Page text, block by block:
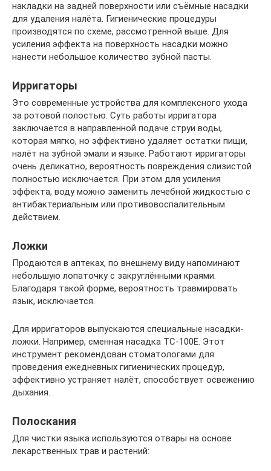
накладки на задней поверхности или съёмные насадки
для удаления налёта. Гигиенические процедуры
производятся по схеме, рассмотренной выше. Для
усиления эффекта на поверхность насадки можно
нанести небольшое количество зубной пасты.
Ирригаторы
Это современные устройства для комплексного ухода
за ротовой полостью. Суть работы ирригатора
заключается в направленной подаче струи воды,
которая мягко, но эффективно удаляет остатки пищи,
налёт на зубной эмали и языке. Работают ирригаторы
очень деликатно, вероятность повреждения слизистой
полностью исключается. При этом для усиления
эффекта, воду можно заменить лечебной жидкостью с
антибактериальным или противовоспалительным
действием.
Ложки
Продаются в аптеках, по внешнему виду напоминают
небольшую лопаточку с закруглёнными краями.
Благодаря такой форме, вероятность травмировать
язык, исключается.
Для ирригаторов выпускаются специальные насадки-
ложки. Например, сменная насадка ТС-100Е. Этот
инструмент рекомендован стоматологами для
проведения ежедневных гигиенических процедур,
эффективно устраняет налёт, способствует освежению
дыхания.
Полоскания
Для чистки языка используются отвары на основе
лекарственных трав и растений: